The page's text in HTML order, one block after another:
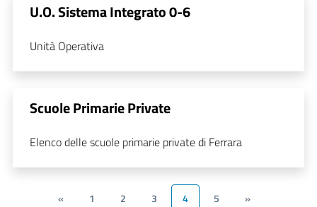
U.O. Sistema Integrato 0-6
Unità Operativa
Scuole Primarie Private
Elenco delle scuole primarie private di Ferrara
« 1 2 3 4 5 »